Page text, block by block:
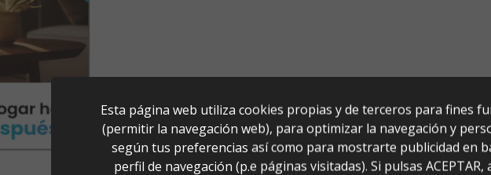
Esta página web utiliza cookies propias y de terceros para fines
(permitir la navegación web), para optimizar la navegación y
según tus preferencias así como para mostrarte publicidad en
perfil de navegación (p.e páginas visitadas). Si pulsas ACEPTAR,